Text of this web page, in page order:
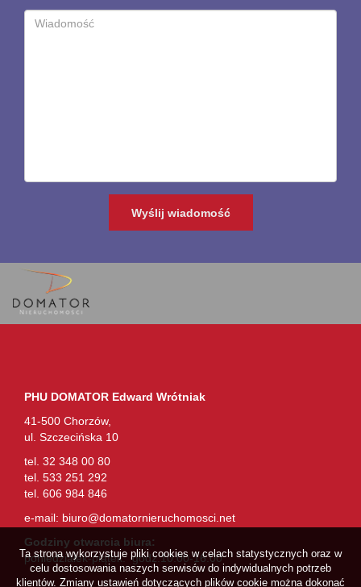
PHU DOMATOR Edward Wrótniak
41-500 Chorzów,
ul. Szczecińska 10
tel. 32 348 00 80
tel. 533 251 292
tel. 606 984 846
e-mail: biuro@domatornieruchomosci.net
Godziny otwarcia biura:
poniedziałek-piątek: godz.10.00-16.00
Ta strona wykorzystuje pliki cookies w celach statystycznych oraz w
celu dostosowania naszych serwisów do indywidualnych potrzeb
klientów. Zmiany ustawień dotyczących plików cookie można dokonać